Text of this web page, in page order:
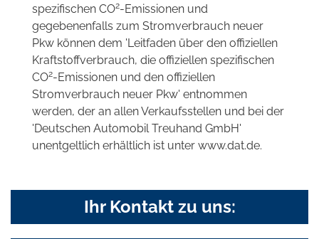
spezifischen CO2-Emissionen und
gegebenenfalls zum Stromverbrauch neuer
Pkw können dem 'Leitfaden über den offiziellen
Kraftstoffverbrauch, die offiziellen spezifischen
CO2-Emissionen und den offiziellen
Stromverbrauch neuer Pkw' entnommen
werden, der an allen Verkaufsstellen und bei der
'Deutschen Automobil Treuhand GmbH'
unentgeltlich erhältlich ist unter www.dat.de.
Ihr Kontakt zu uns: